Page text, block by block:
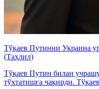
Тўқаев Путинни Украина
(Таҳлил)
Тўқаев Путин билан
тўхтатишга чақирди.